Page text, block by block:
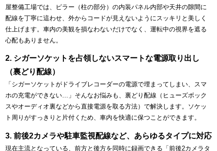
屋整備工場では、ピラー（柱の部分）の内装パネル内部や天井の隙間に
配線を丁寧に這わせ、外からコードが見えないようにスッキリと美しく
仕上げます。車内の美観を損なわないだけでなく、運転中の視界を遮る
心配もありません。
2. シガーソケットを占領しないスマートな電源取り出し
（裏どり配線）
「シガーソケットがドライブレコーダーの電源で埋まってしまい、スマ
ホの充電ができない…」そんなお悩みも、裏どり配線（ヒューズボック
スやオーディオ裏などから直接電源を取る方法）で解決します。ソケッ
ト周りがすっきりと片付くため、車内を快適に保つことができます。
3. 前後2カメラや駐車監視配線など、あらゆるタイプに対応
現在主流となっている、前方と後方を同時に録画できる「前後2カメラタ